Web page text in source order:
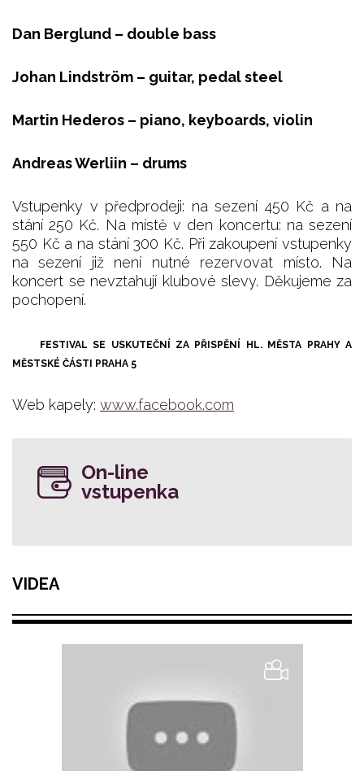
Dan Berglund – double bass
Johan Lindström – guitar, pedal steel
Martin Hederos – piano, keyboards, violin
Andreas Werliin – drums
Vstupenky v předprodeji: na sezení 450 Kč a na
stání 250 Kč. Na místě v den koncertu: na sezení
550 Kč a na stání 300 Kč. Při zakoupení vstupenky
na sezení již není nutné rezervovat místo. Na
koncert se nevztahují klubové slevy. Děkujeme za
pochopení.
FESTIVAL SE USKUTEČNÍ ZA PŘISPĚNÍ HL. MĚSTA PRAHY A
MĚSTSKÉ ČÁSTI PRAHA 5
Web kapely: www.facebook.com
On-line
vstupenka
VIDEA